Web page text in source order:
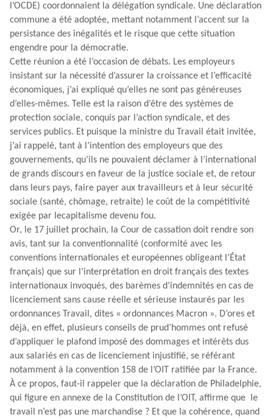
l’OCDE) coordonnaient la délégation syndicale. Une déclaration
commune a été adoptée, mettant notamment l’accent sur la
persistance des inégalités et le risque que cette situation
engendre pour la démocratie.
Cette réunion a été l’occasion de débats. Les employeurs
insistant sur la nécessité d’assurer la croissance et l’efficacité
économiques, j’ai expliqué qu’elles ne sont pas généreuses
d’elles-mêmes. Telle est la raison d’être des systèmes de
protection sociale, conquis par l’action syndicale, et des
services publics. Et puisque la ministre du Travail était invitée,
j’ai rappelé, tant à l’intention des employeurs que des
gouvernements, qu’ils ne pouvaient déclamer à l’international
de grands discours en faveur de la justice sociale et, de retour
dans leurs pays, faire payer aux travailleurs et à leur sécurité
sociale (santé, chômage, retraite) le coût de la compétitivité
exigée par lecapitalisme devenu fou.
Or, le 17 juillet prochain, la Cour de cassation doit rendre son
avis, tant sur la conventionnalité (conformité avec les
conventions internationales et européennes obligeant l’État
français) que sur l’interprétation en droit français des textes
internationaux invoqués, des barèmes d’indemnités en cas de
licenciement sans cause réelle et sérieuse instaurés par les
ordonnances Travail, dites « ordonnances Macron ». D’ores et
déjà, en effet, plusieurs conseils de prud’hommes ont refusé
d’appliquer le plafond imposé des dommages et intérêts dus
aux salariés en cas de licenciement injustifié, se référant
notamment à la convention 158 de l’OIT ratifiée par la France.
À ce propos, faut-il rappeler que la déclaration de Philadelphie,
qui figure en annexe de la Constitution de l’OIT, affirme que le
travail n’est pas une marchandise ? Et que la cohérence, quand